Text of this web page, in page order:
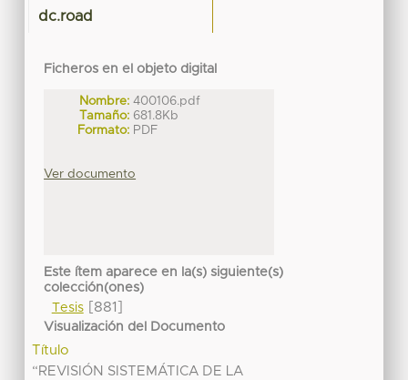
dc.road
Ficheros en el objeto digital
Nombre: 400106.pdf
Tamaño: 681.8Kb
Formato: PDF
Ver documento
Este ítem aparece en la(s) siguiente(s)
colección(ones)
Tesis[881]
Visualización del Documento
Título
“REVISIÓN SISTEMÁTICA DE LA